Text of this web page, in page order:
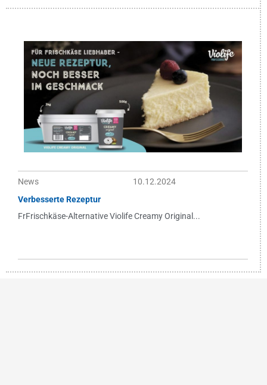
News
10.12.2024
Verbesserte Rezeptur
FrFrischkäse-Alternative Violife Creamy Original...